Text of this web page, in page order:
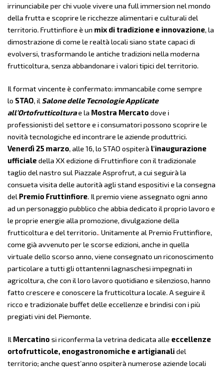
irrinunciabile per chi vuole vivere una full immersion nel mondo
della frutta e scoprire le ricchezze alimentari e culturali del
territorio. Fruttinfiore è un mix di tradizione e innovazione , la
dimostrazione di come le realtà locali siano state capaci di
evolversi, trasformando le antiche tradizioni nella moderna
frutticoltura, senza abbandonare i valori tipici del territorio.
Il format vincente è confermato: immancabile come sempre
lo STAO il Salone delle Tecnologie Applicate
all’Ortofrutticolturae la Mostra Mercatodove i
professionisti del settore e i consumatori possono scoprire le
novità tecnologiche ed incontrare le aziende produttrici.
Venerdì 25 marzo , alle 16, lo STAO ospiterà l'inaugurazione
ufficialedella XX edizione di Fruttinfiore con il tradizionale
taglio del nastro sul Piazzale Asprofrut, a cui seguirà la
consueta visita delle autorità agli stand espositivi e la consegna
del Premio Fruttinfiore . Il premio viene assegnato ogni anno
ad un personaggio pubblico che abbia dedicato il proprio lavoro e
le proprie energie alla promozione, divulgazione della
frutticoltura e del territorio Unitamente al Premio Fruttinfiore,
come già avvenuto per le scorse edizioni, anche in quella
virtuale dello scorso anno, viene consegnato un riconoscimento
particolare a tutti gli ottantenni lagnaschesi impegnati in
agricoltura, che con il loro lavoro quotidiano e silenzioso, hanno
fatto crescere e conoscere la frutticoltura locale. A seguire il
ricco e tradizionale buffet delle eccellenze e brindisi con i più
pregiati vini del Piemonte.
Il Mercatinosi riconferma la vetrina dedicata alle eccellenze
ortofrutticole, enogastronomiche e artigianalidel
territorio; anche quest’anno ospiterà numerose aziende locali